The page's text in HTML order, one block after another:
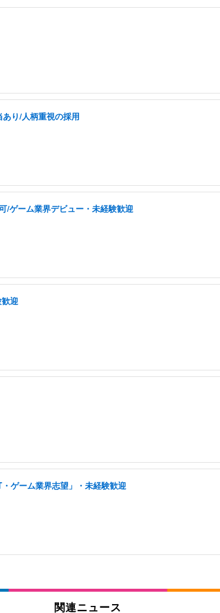
り/人柄重視の採用
/ゲーム業界デビュー・未経験歓迎
迎
ゲーム業界志望」・未経験歓迎
関連ニュース